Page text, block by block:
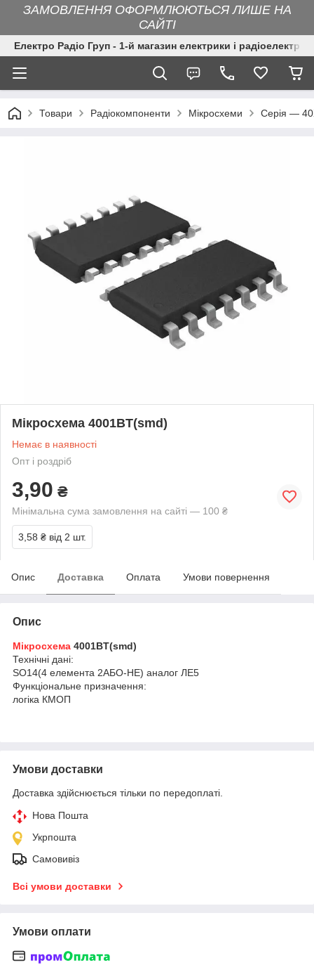
ЗАМОВЛЕННЯ ОФОРМЛЮЮТЬСЯ ЛИШЕ НА
САЙТІ
Електро Радіо Груп - 1-й магазин електрики і
Товари Радіокомпоненти Мікросхеми Серія —
Мікросхема 4001BT(smd)
Немає в наявності
Опт і роздріб
3,90 ₴
Мінімальна сума замовлення на сайті — 100 ₴
3,58 ₴ від 2 шт.
Опис Доставка Оплата Умови повернення
Опис
Мікросхема 4001BT(smd)
Технічні дані:
SO14(4 елемента 2АБО-НЕ) аналог ЛЕ5
Функціональне призначення:
логіка КМОП
Умови доставки
Доставка здійснюється тільки по передоплаті.
Нова Пошта
Укрпошта
Самовивіз
Всі умови доставки
Умови оплати